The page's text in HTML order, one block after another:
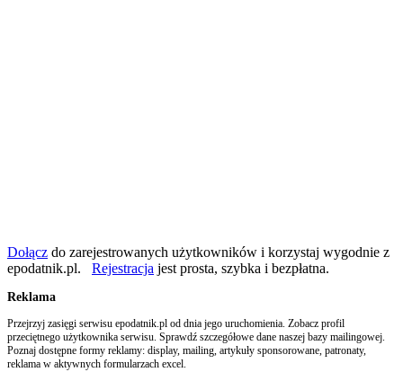
Dołącz do zarejestrowanych użytkowników i korzystaj wygodnie z
epodatnik.pl. Rejestracja jest prosta, szybka i bezpłatna.
Reklama
Przejrzyj zasięgi serwisu epodatnik.pl od dnia jego uruchomienia. Zobacz profil
przeciętnego użytkownika serwisu. Sprawdź szczegółowe dane naszej bazy mailingowej.
Poznaj dostępne formy reklamy: display, mailing, artykuły sponsorowane, patronaty,
reklama w aktywnych formularzach excel.